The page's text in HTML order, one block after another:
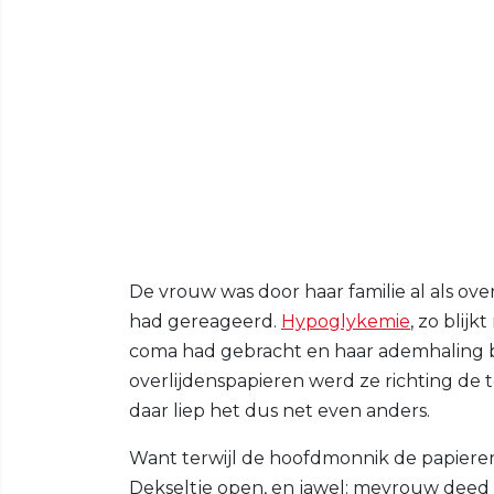
De vrouw was door haar familie al als
had gereageerd. Hypoglykemie, zo blijkt
coma had gebracht en haar
overlijdenspapieren werd ze richting de
daar liep het dus net even anders.
Want terwijl de hoofdmonnik de
Dekseltje open, en jawel: mevrouw